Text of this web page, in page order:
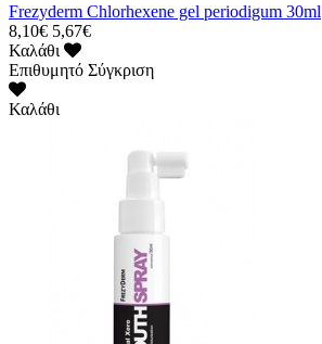
Frezyderm Chlorhexene gel periodigum 30ml
8,10€ 5,67€
Καλάθι
Επιθυμητό Σύγκριση
Καλάθι